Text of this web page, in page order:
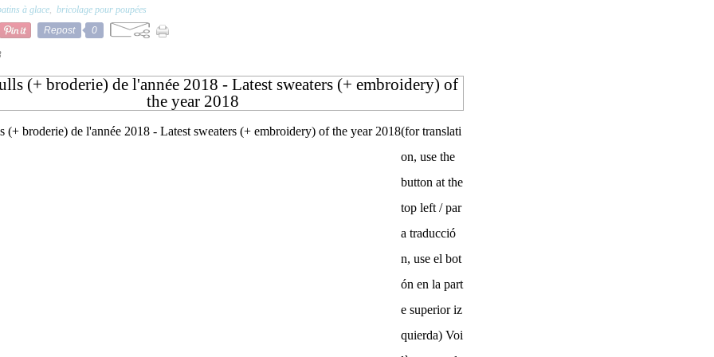
à glace, bricolage pour poupées
Repost
0
(+ broderie) de l'année 2018 - Latest sweaters (+ embroidery) of
the year 2018
(for translati
on, use the
button at the
top left / par
a traducció
n, use el bot
ón en la part
e superior iz
quierda) Voi